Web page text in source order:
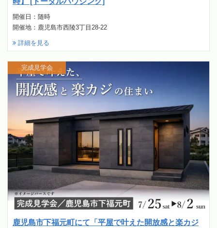
開催日：随時
開催地：鹿児島市西陵3丁目28-22
詳細を見る
鹿児島市下福元町にて「平屋で叶えた開放感と楽カジ
完成見学会